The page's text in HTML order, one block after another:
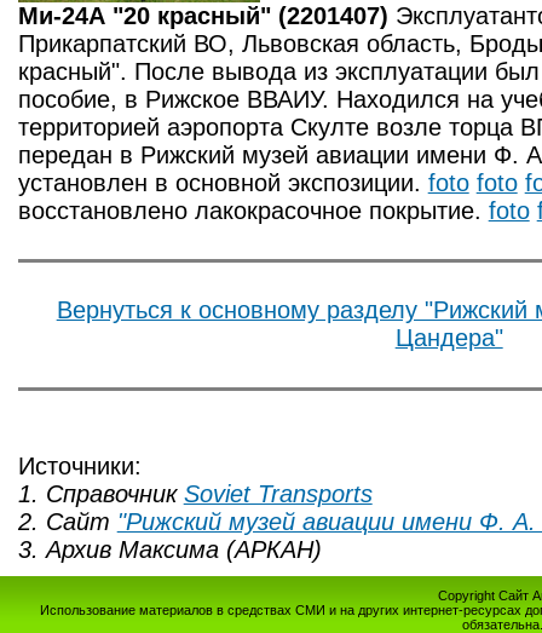
Ми-24А "20 красный" (2201407)
Прикарпатский ВО, Львовская область,
красный". После вывода из эксплуатации
пособие, в Рижское ВВАИУ. Находился на
территорией аэропорта Скулте возле торца
передан в Рижский музей авиации имени Ф.
установлен в основной экспозиции. foto foto
восстановлено лакокрасочное покрытие. foto
Вернуться к основному разделу
Цандера"
Источники:
1. Справочник Soviet Transports
2. Сайт "Рижский музей авиации имени Ф.
3. Архив Максима (АРКАН)
Copyright Сайт
Использование материалов в средствах СМИ и на других интернет-ресурсах
обязательна.